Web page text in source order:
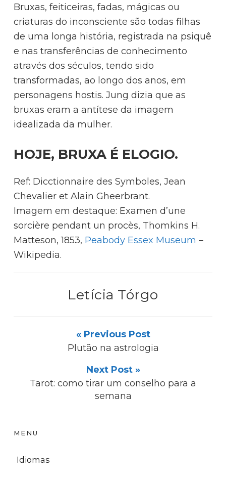
Bruxas, feiticeiras, fadas, mágicas ou
criaturas do inconsciente são todas filhas
de uma longa história, registrada na psiquê
e nas transferências de conhecimento
através dos séculos, tendo sido
transformadas, ao longo dos anos, em
personagens hostis. Jung dizia que as
bruxas eram a antítese da imagem
idealizada da mulher.
HOJE, BRUXA É ELOGIO.
Ref: Dicctionnaire des Symboles, Jean
Chevalier et Alain Gheerbrant.
Imagem em destaque: Examen d’une
sorcière pendant un procès, Thomkins H.
Matteson, 1853, Peabody Essex Museum –
Wikipedia.
Letícia Tórgo
« Previous Post
Plutão na astrologia
Next Post »
Tarot: como tirar um conselho para a
semana
MENU
Idiomas